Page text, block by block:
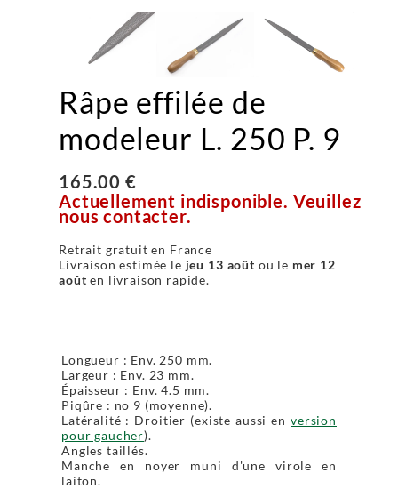
Râpe effilée de
modeleur L. 250 P. 9
165.00 €
Actuellement indisponible. Veuillez
nous contacter.
Retrait gratuit en France
Livraison estimée le jeu 13 août ou le mer 12
août en livraison rapide.
Longueur : Env. 250 mm.
Largeur : Env. 23 mm.
Épaisseur : Env. 4.5 mm.
Piqûre : no 9 (moyenne).
Latéralité : Droitier (existe aussi enversion
pour gaucher).
Angles taillés.
Manche en noyer muni d'une virole en
laiton.